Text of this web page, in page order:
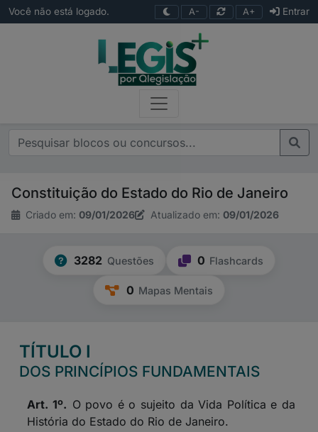
Você não está logado. A- A+ Entrar
Constituição do Estado do Rio de Janeiro
Criado em: 09/01/2026 Atualizado em: 09/01/2026
3282 Questões 0 Flashcards
0 Mapas Mentais
TÍTULO I
DOS PRINCÍPIOS FUNDAMENTAIS
Art. 1º. O povo é o sujeito da Vida Política e da
História do Estado do Rio de Janeiro.